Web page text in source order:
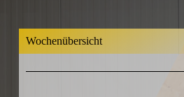
Wochenübersicht